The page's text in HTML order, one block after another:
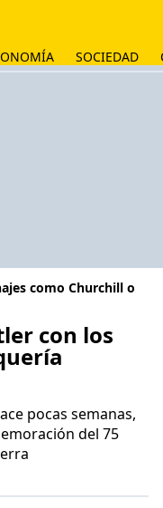
SOCIEDAD
como Churchill o
con los
pocas semanas,
del 75